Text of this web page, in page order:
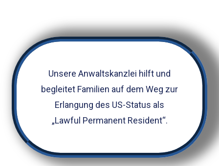
Unsere Anwaltskanzlei hilft und
begleitet Familien auf dem Weg zur
Erlangung des US-Status als
„Lawful Permanent Resident“.​